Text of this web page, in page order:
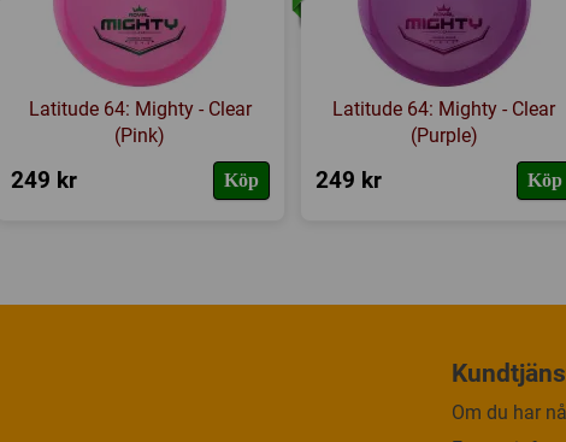
Latitude 64: Mighty - Clear
(Pink)
249 kr Köp
Latitude 64: Mighty - Clear
(Purple)
249 kr Köp
Om du har